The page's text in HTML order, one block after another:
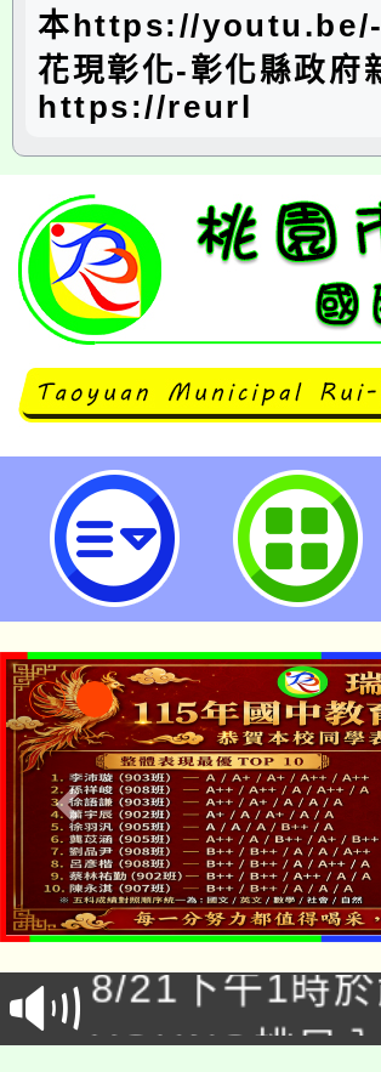
本https://
花現彰化-彰化縣政府
https://reurl
「2025花在彰化」活動
「本色祭」8/
場熱烈登場!
8/21下午1時
徵才活動。
YOUNG桃局